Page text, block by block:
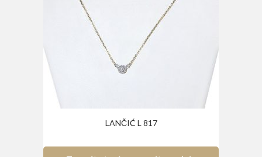
LANČIĆ L 817